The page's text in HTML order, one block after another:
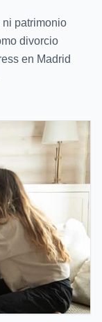
patrimonio
divorcio
en Madrid